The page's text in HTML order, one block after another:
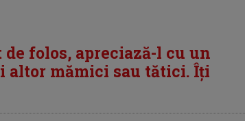
folos, apreciază-l cu un
altor mămici sau tătici. Îți